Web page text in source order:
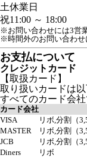
土休業日
祝11:00 ～ 18:00
※お問い合わせには3営
※時間外のお問い合わせ
お支払について
クレジットカード
【取扱カード】
取り扱いカードは以
すべてのカード会
カード会社
VISA
リボ,分割（
MASTER
リボ,分割（
JCB
リボ,分割（
Diners
リボ